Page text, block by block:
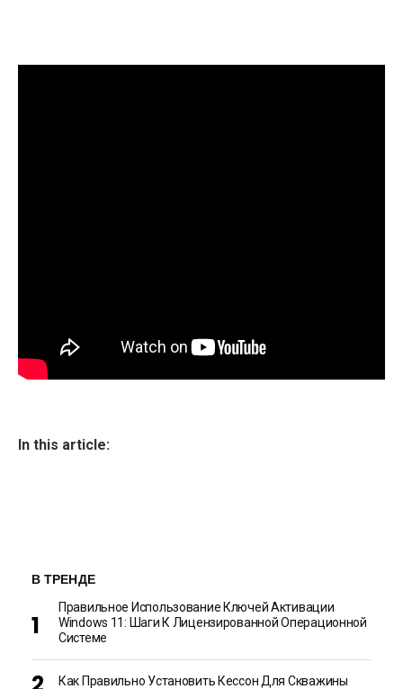
In this article:
В ТРЕНДЕ
Правильное Использование Ключей Активации
Windows 11: Шаги К Лицензированной Операционной
Системе
Как Правильно Установить Кессон Для Скважины